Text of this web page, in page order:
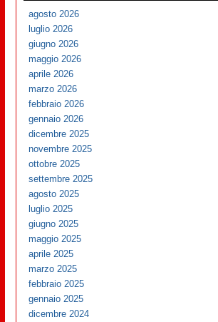
agosto 2026
luglio 2026
giugno 2026
maggio 2026
aprile 2026
marzo 2026
febbraio 2026
gennaio 2026
dicembre 2025
novembre 2025
ottobre 2025
settembre 2025
agosto 2025
luglio 2025
giugno 2025
maggio 2025
aprile 2025
marzo 2025
febbraio 2025
gennaio 2025
dicembre 2024